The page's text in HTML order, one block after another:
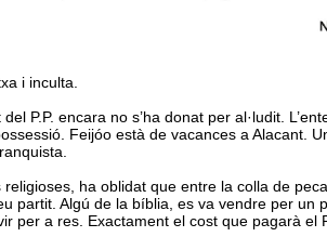
i inculta.
P.P. encara no s’ha donat per al·ludit.
Feijóo està de vacances a Alacant.
ha oblidat que entre la colla de
partit. Algú de la bíblia, es va vendre per
per a res. Exactament el cost que pagarà el